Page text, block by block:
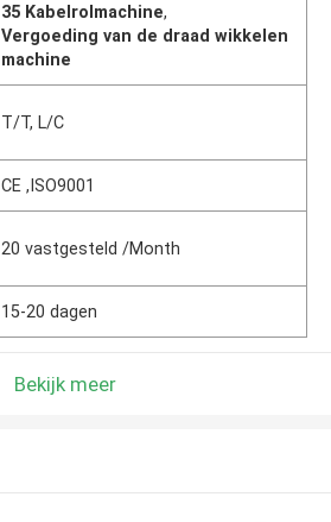
35 Kabelrolmachine,
Vergoeding van de draad wikkelen
machine
T/T, L/C
CE ,ISO9001
20 vastgesteld /Month
15-20 dagen
Bekijk meer